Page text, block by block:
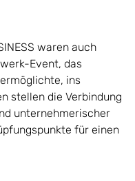
waren auch
Event, das
ins
stellen die Verbindung
unternehmerischer
für einen